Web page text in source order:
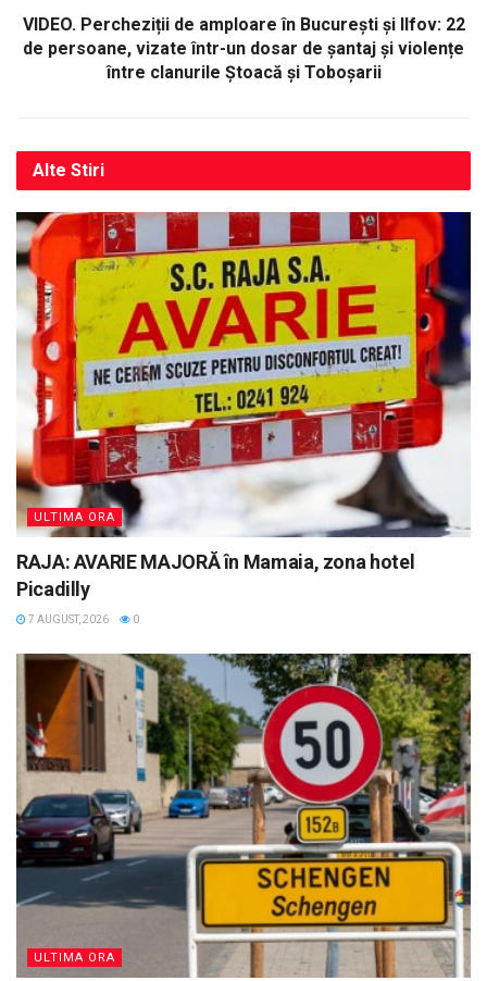
VIDEO. Percheziții de amploare în București și Ilfov: 22
de persoane, vizate într-un dosar de șantaj și violențe
între clanurile Ștoacă și Toboșarii
Alte Stiri
ULTIMA ORA
RAJA: AVARIE MAJORĂ în Mamaia, zona hotel
Picadilly
7 AUGUST, 2026 0
ULTIMA ORA